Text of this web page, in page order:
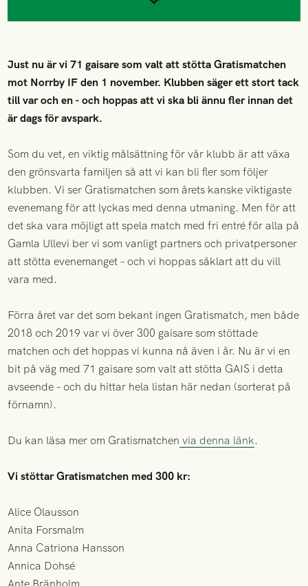
Just nu är vi 71 gaisare som valt att stötta Gratismatchen
mot Norrby IF den 1 november. Klubben säger ett stort tack
till var och en - och hoppas att vi ska bli ännu fler innan det
är dags för avspark.
Som du vet, en viktig målsättning för vår klubb är att växa
den grönsvarta familjen så att vi kan bli fler som följer
klubben. Vi ser Gratismatchen som årets kanske viktigaste
evenemang för att lyckas med denna utmaning. Men för att
det ska vara möjligt att spela match med fri entré för alla på
Gamla Ullevi ber vi som vanligt partners och privatpersoner
att stötta evenemanget – och vi hoppas såklart att du vill
vara med.
Förra året var det som bekant ingen Gratismatch, men både
2018 och 2019 var vi över 300 gaisare som stöttade
matchen och det hoppas vi kunna nå även i år. Nu är vi en
bit på väg med 71 gaisare som valt att stötta GAIS i detta
avseende – och du hittar hela listan här nedan (sorterat på
förnamn).
Du kan läsa mer om Gratismatchen via denna länk.
Vi stöttar Gratismatchen med 300 kr:
Alice Olausson
Anita Forsmalm
Anna Catriona Hansson
Annica Dohsé